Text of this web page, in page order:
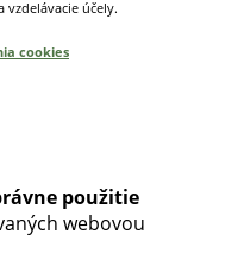
účely.
cookies
použitie
webovou